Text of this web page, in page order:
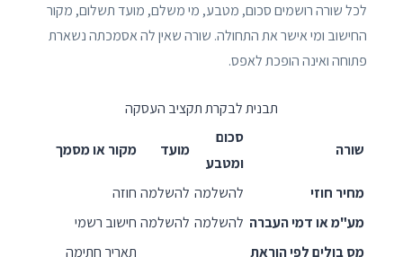
לכל שורה רושמים סכום, מטבע, מי משלם, מועד תשלום, מקור
החישוב ומי אישר את התחולה. שורה שאין לה אסמכתה נשארת
פתוחה ואינה הופכת לאפס.
תבנית לבקרת תקציב העסקה
שורה
סכום
ומטבע
מועד מקור או מסמך
מחיר חוזי להשלמה להשלמה חוזה
מע"מ או דמי העברה להשלמה להשלמה חישוב רשמי
מס בולים לפי הוראת
תאריך חתימה